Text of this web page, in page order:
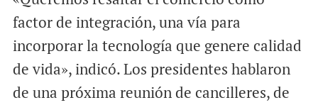
factor de integración, una vía para
incorporar la tecnología que genere calidad
de vida», indicó. Los presidentes hablaron
de una próxima reunión de cancilleres, de